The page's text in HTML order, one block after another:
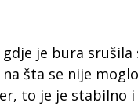
je bura srušila
šta se nije
to je je stabilno